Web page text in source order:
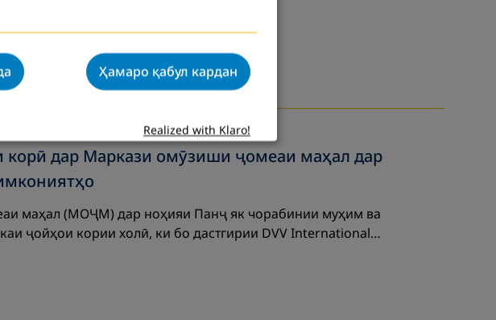
корӣ дар Маркази омӯзиши ҷомеаи маҳал дар
маҳал (МОҶМ) дар ноҳияи Панҷ як чорабинии муҳим ва
ҷойҳои кории холӣ, ки бо дастгирии DVV International…
Ҳамаро қабул кардан
Realized with Klaro!